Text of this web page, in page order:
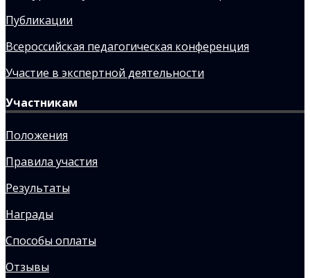
Публикации
Всероссийская педагогическая конференция
Участие в экспертной деятельности
Участникам
Положения
Правила участия
Результаты
Награды
Способы оплаты
Отзывы